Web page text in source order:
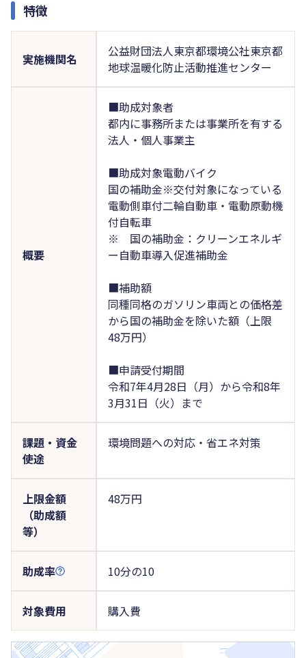
特徴
実施機関名
公益財団法人東京都環境公社東京都
地球温暖化防止活動推進センター
概要
■助成対象者
都内に事務所または事業所を有する
法人・個人事業主
■助成対象電動バイク
国の補助金※交付対象になっている
電動側車付二輪自動車・電動原動機
付自転車
※ 国の補助金：クリーンエネルギ
ー自動車導入促進補助金
■補助額
同種同格のガソリン車両との価格差
から国の補助金を除いた額（上限
48万円）
■申請受付期間
令和7年4月28日（月）から令和8年
3月31日（火）まで
課題・資金
使途
環境問題への対応・省エネ対策
上限金額
（助成額
等）
48万円
助成率 10分の10
対象費用 購入費